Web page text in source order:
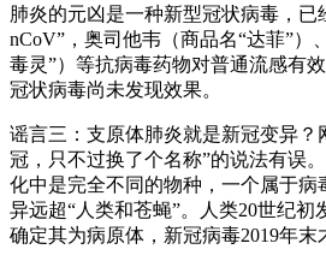
肺炎的元凶是一种新型冠状病毒，已
nCoV”，奥司他韦（商品名“达菲”）
毒灵”）等抗病毒药物对普通流感有
冠状病毒尚未发现效果。
谣言三：支原体肺炎就是新冠变异？
冠，只不过换了个名称”的说法有误
化中是完全不同的物种，一个属于病
异远超“人类和苍蝇”。人类20世纪初
确定其为病原体，新冠病毒2019年末